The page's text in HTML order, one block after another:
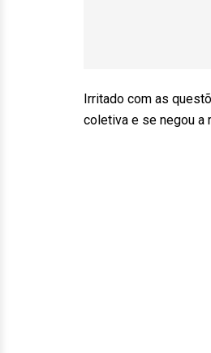
Irritado com as
coletiva e se negou a